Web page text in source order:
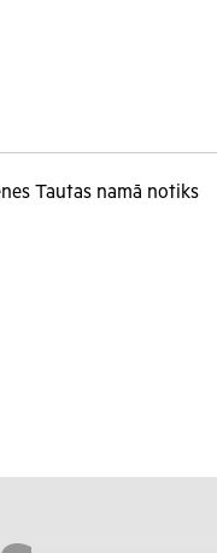
Tautas namā notiks